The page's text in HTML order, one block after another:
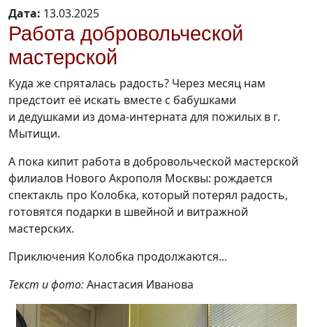
Дата: 13.03.2025
Работа добровольческой
мастерской
Куда же спряталась радость? Через месяц нам
предстоит её искать вместе с бабушками
и дедушками из дома-интерната для пожилых в г.
Мытищи.
А пока кипит работа в добровольческой мастерской
филиалов Нового Акрополя Москвы: рождается
спектакль про Колобка, который потерял радость,
готовятся подарки в швейной и витражной
мастерских.
Приключения Колобка продолжаются...
Текст и фото:Анастасия Иванова